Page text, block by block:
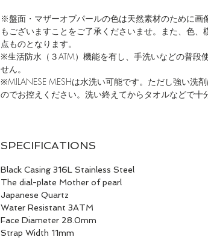
※盤面・マザーオブパールの色は天然素材のために画
もございますことをご了承くださいませ。また、色
点ものとなります。
※生活防水（３ATM）機能を有し、手洗いなどの普段
せん。
※MILANESE MESHは水洗い可能です。ただし強い洗
のでお控えください。洗い終えてからタオルなどで十
SPECIFICATIONS
Black Casing 316L Stainless Steel
The dial-plate Mother of pearl
Japanese Quartz
Water Resistant 3ATM
Face Diameter 28.0mm
Strap Width 11mm